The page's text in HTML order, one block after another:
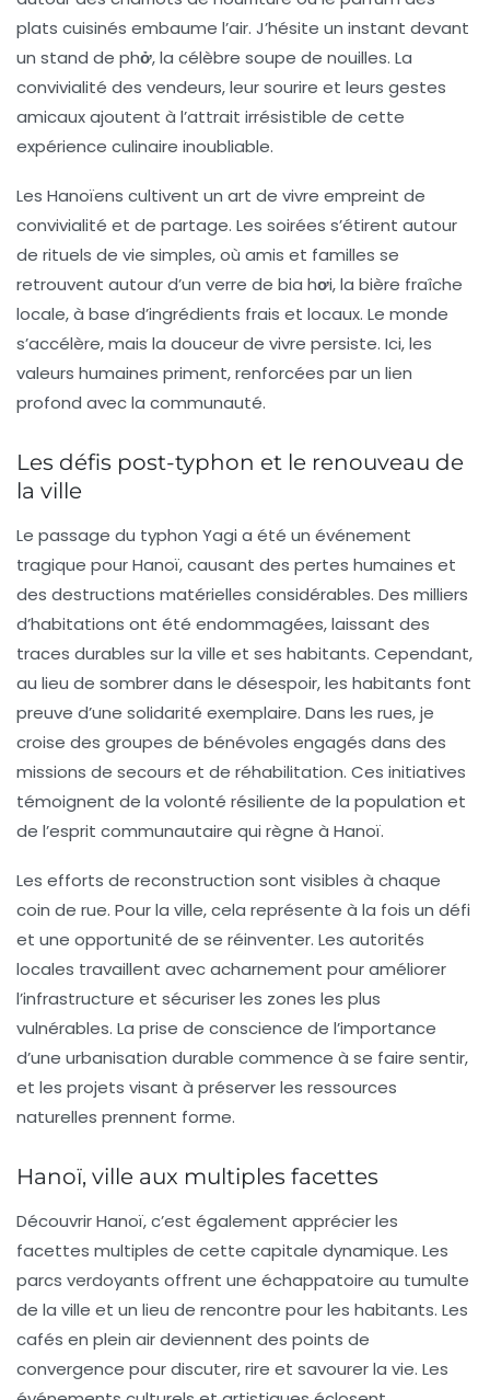
plats cuisinés embaume l’air. J’hésite un instant devant
un stand de phở, la célèbre soupe de nouilles. La
convivialité des vendeurs, leur sourire et leurs gestes
amicaux ajoutent à l’attrait irrésistible de cette
expérience culinaire inoubliable.
Les Hanoïens cultivent un art de vivre empreint de
convivialité et de partage. Les soirées s’étirent autour
de rituels de vie simples, où amis et familles se
retrouvent autour d’un verre de bia hơi, la bière fraîche
locale, à base d’ingrédients frais et locaux. Le monde
s’accélère, mais la douceur de vivre persiste. Ici, les
valeurs humaines priment, renforcées par un lien
profond avec la communauté.
Les défis post-typhon et le renouveau de
la ville
Le passage du typhon Yagi a été un événement
tragique pour Hanoï, causant des pertes humaines et
des destructions matérielles considérables. Des milliers
d’habitations ont été endommagées, laissant des
traces durables sur la ville et ses habitants. Cependant,
au lieu de sombrer dans le désespoir, les habitants font
preuve d’une solidarité exemplaire. Dans les rues, je
croise des groupes de bénévoles engagés dans des
missions de secours et de réhabilitation. Ces initiatives
témoignent de la volonté résiliente de la population et
de l’esprit communautaire qui règne à Hanoï.
Les efforts de reconstruction sont visibles à chaque
coin de rue. Pour la ville, cela représente à la fois un défi
et une opportunité de se réinventer. Les autorités
locales travaillent avec acharnement pour améliorer
l’infrastructure et sécuriser les zones les plus
vulnérables. La prise de conscience de l’importance
d’une urbanisation durable commence à se faire sentir,
et les projets visant à préserver les ressources
naturelles prennent forme.
Hanoï, ville aux multiples facettes
Découvrir Hanoï, c’est également apprécier les
facettes multiples de cette capitale dynamique. Les
parcs verdoyants offrent une échappatoire au tumulte
de la ville et un lieu de rencontre pour les habitants. Les
cafés en plein air deviennent des points de
convergence pour discuter, rire et savourer la vie. Les